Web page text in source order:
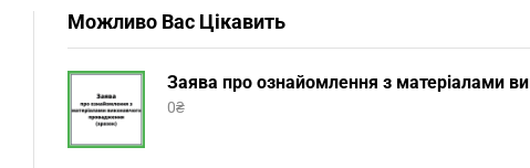
Можливо Вас Цікавить
Заява про ознайомлення з матеріалами
0₴